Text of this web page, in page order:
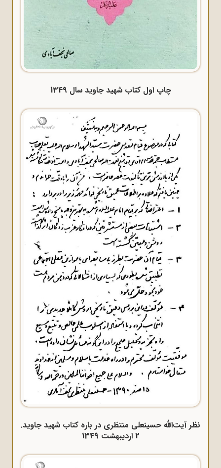
چاپ اول کتاب شهید جاوید سال 1349
نظر آیت‌الله حسینعلی منتظری در باره کتاب شهید جاوید.
2 اردیبهشت 1349